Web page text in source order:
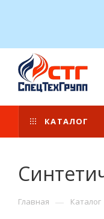
КАТАЛОГ
Главная — Каталог